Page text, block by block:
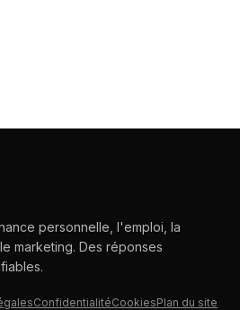
personnelle, l'emploi, la
marketing. Des réponses
ConfidentialitéCookiesPlan du site